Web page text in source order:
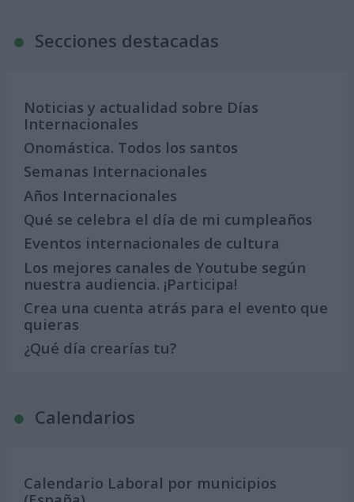
Secciones destacadas
Noticias y actualidad sobre Días
Internacionales
Onomástica. Todos los santos
Semanas Internacionales
Años Internacionales
Qué se celebra el día de mi cumpleaños
Eventos internacionales de cultura
Los mejores canales de Youtube según
nuestra audiencia. ¡Participa!
Crea una cuenta atrás para el evento que
quieras
¿Qué día crearías tu?
Calendarios
Calendario Laboral por municipios